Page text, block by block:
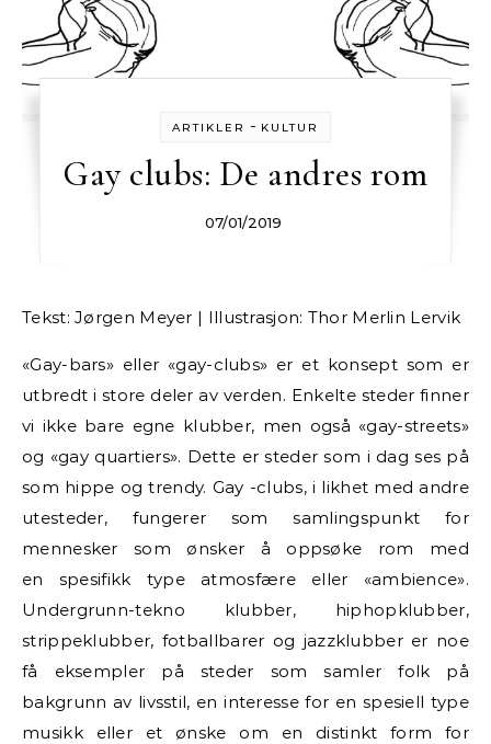
ARTIKLER - KULTUR
Gay clubs: De andres rom
07/01/2019
Tekst: Jørgen Meyer | Illustrasjon: Thor Merlin Lervik
«Gay-bars» eller «gay-clubs» er et konsept som er
utbredt i store deler av verden. Enkelte steder finner
vi ikke bare egne klubber, men også «gay-streets»
og «gay quartiers». Dette er steder som i dag ses på
som hippe og trendy. Gay -clubs, i likhet med andre
utesteder, fungerer som samlingspunkt for
mennesker som ønsker å oppsøke rom med
en spesifikk type atmosfære eller «ambience».
Undergrunn-tekno klubber, hiphopklubber,
strippeklubber, fotballbarer og jazzklubber er noe
få eksempler på steder som samler folk på
bakgrunn av livsstil, en interesse for en spesiell type
musikk eller et ønske om en distinkt form for